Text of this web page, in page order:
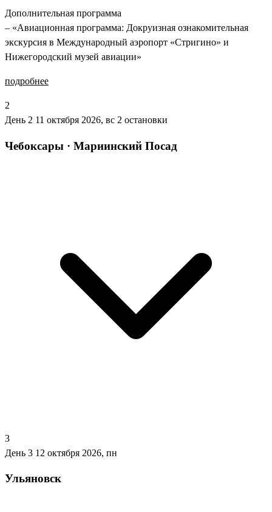
Дополнительная программа
– «Авиационная программа: Докруизная ознакомительная
экскурсия в Международный аэропорт «Стригино» и
Нижегородский музей авиации»
подробнее
2
День 2 11 октября 2026, вс 2 остановки
Чебоксары · Мариинский Посад
3
День 3 12 октября 2026, пн
Ульяновск